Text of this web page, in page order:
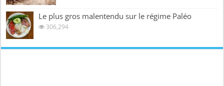
Le plus gros malentendu sur le régime Paléo
306,294